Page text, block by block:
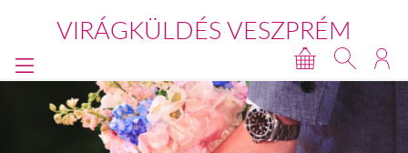
VIRÁGKÜLDÉS VESZPRÉM